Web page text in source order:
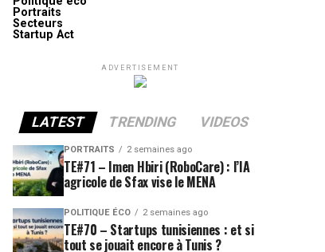
Portraits
Secteurs
Startup Act
ADVERTISEMENT
LATEST TRENDING VIDEOS
PORTRAITS 2 semaines ago
TE#71 – Imen Hbiri (RoboCare) : l’IA
agricole de Sfax vise le MENA
POLITIQUE ÉCO 2 semaines ago
TE#70 – Startups tunisiennes : et si
tout se jouait encore à Tunis ?